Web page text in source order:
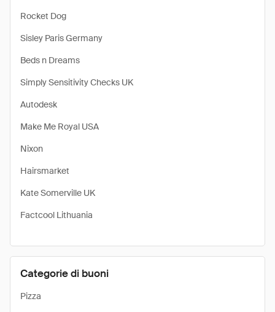
Rocket Dog
Sisley Paris Germany
Beds n Dreams
Simply Sensitivity Checks UK
Autodesk
Make Me Royal USA
Nixon
Hairsmarket
Kate Somerville UK
Factcool Lithuania
Categorie di buoni
Pizza